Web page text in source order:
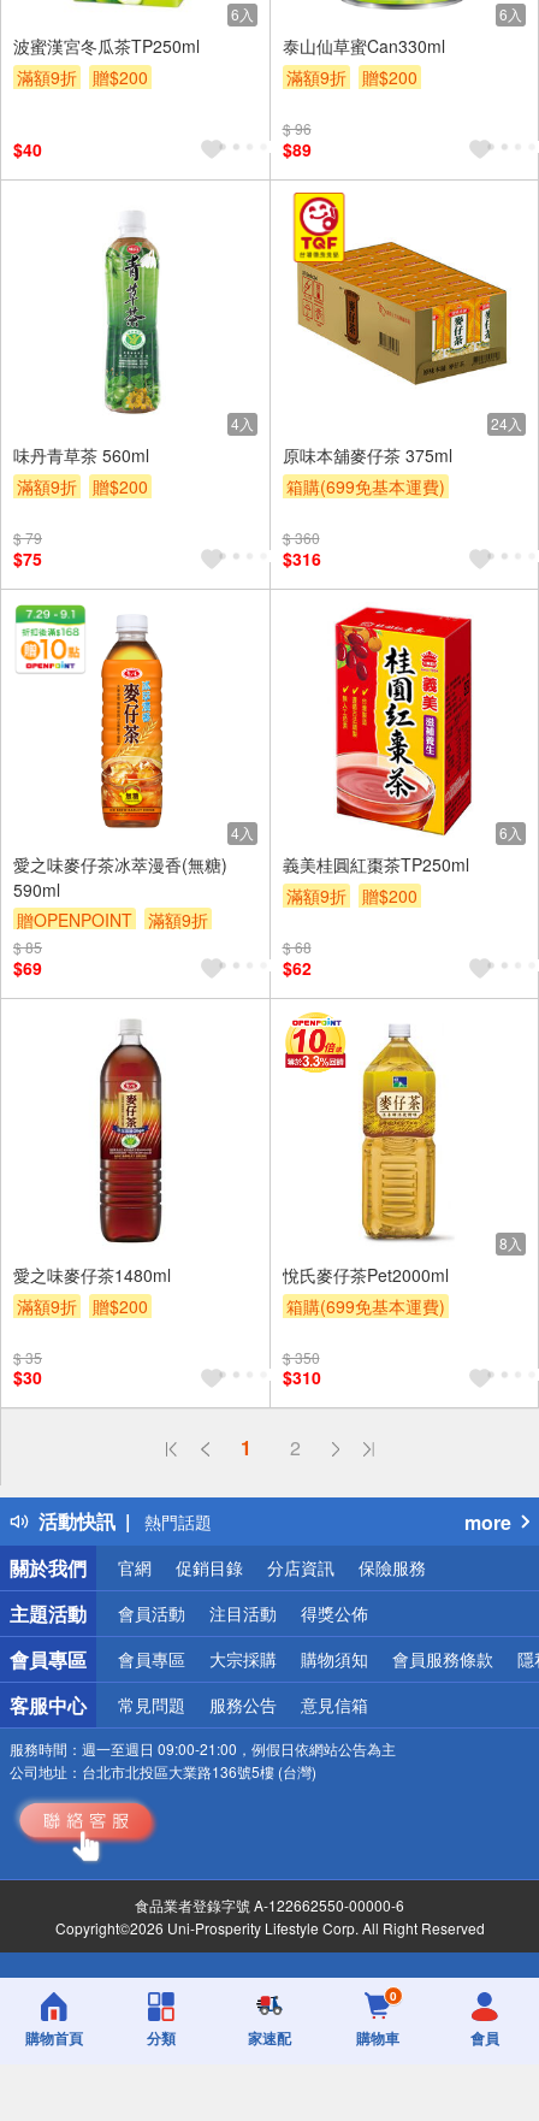
6入
波蜜漢宮冬瓜茶TP250ml
滿額9折
贈$200
$40
6入
泰山仙草蜜Can330ml
滿額9折
贈$200
$ 96
$89
4入
味丹青草茶 560ml
滿額9折
贈$200
$ 79
$75
24入
原味本舖麥仔茶 375ml
箱購(699免基本運費)
$ 360
$316
4入
愛之味麥仔茶冰萃漫香(無糖)
590ml
贈OPENPOINT
滿額9折
贈$200
$ 85
$69
6入
義美桂圓紅棗茶TP250ml
滿額9折
贈$200
$ 68
$62
愛之味麥仔茶1480ml
滿額9折
贈$200
$ 35
$30
8入
悅氏麥仔茶Pet2000ml
箱購(699免基本運費)
$ 350
$310
1 2
活動快訊
偏遠地區配送
得獎公告
熱門話題
銀行優惠
偏遠地區配送
詐騙網頁！請小心！
more
關於我們
官網 促銷目錄 分店資訊 保險服務
主題活動 會員活動 注目活動 得獎公佈
會員專區 會員專區 大宗採購 購物須知 會員服務條款 隱
客服中心 常見問題 服務公告 意見信箱
服務時間： 週一至週日 09:00-21:00，例假日依網站公告為主
公司地址： 台北市北投區大業路136號5樓 (台灣)
食品業者登錄字號 A-122662550-00000-6
Copyright©2026 Uni-Prosperity Lifestyle Corp. All Right Reserved
購物首頁 分類 家速配
0
購物車 會員